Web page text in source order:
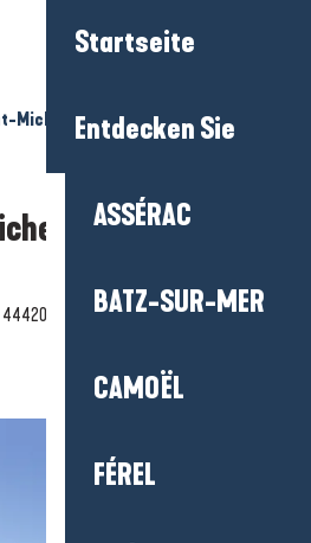
Startseite
Entdecken Sie
ASSÉRAC
BATZ-SUR-MER
CAMOËL
FÉREL
Michel
environnementale
44420 Piriac-sur-Mer